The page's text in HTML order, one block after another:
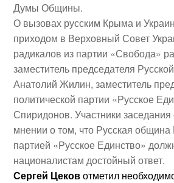
Думы Общины.
О вызовах русским Крыма и
приходом в Верховный Совет
радикалов из партии «Свобода»
заместитель председателя
Анатолий Жилин, заместитель
политической партии «Русское
Спиридонов. Участники
мнении о том, что Русская
партией «Русское Единство»
националистам достойный ответ.
Сергей Цековотметил